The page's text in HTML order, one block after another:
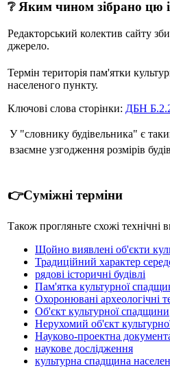
❔ Яким чином зібрано цю
Редакторський колектив сайту
джерело.
Термін територія пам'ятки
населеного пункту.
Ключові слова сторінки: ДБН
У "словнику будівельника" є
взаємне узгодження розмірів
👉Суміжні терміни
Також прогляньте схожі
Щойно виявлені об'єкти
Традиційний характер
рядові історичні будівлі
Пам'ятка культурної
Охоронювані археологічні
Об'єкт культурної спадщини
Нерухомий об'єкт
Науково-проектна
наукове дослідження
культурна спадщина